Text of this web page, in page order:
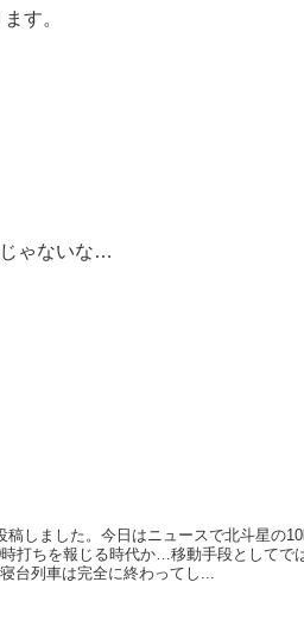
す。
ゃないな…
稿しました。今日はニュースで北斗星の
打ちを報じる時代か…移動手段としてで
台列車は完全に終わってし...